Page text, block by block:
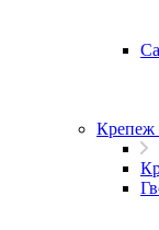
Крепеж